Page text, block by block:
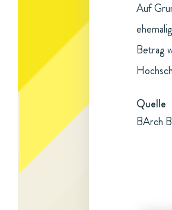
Auf
Betrag
Quelle
BArch